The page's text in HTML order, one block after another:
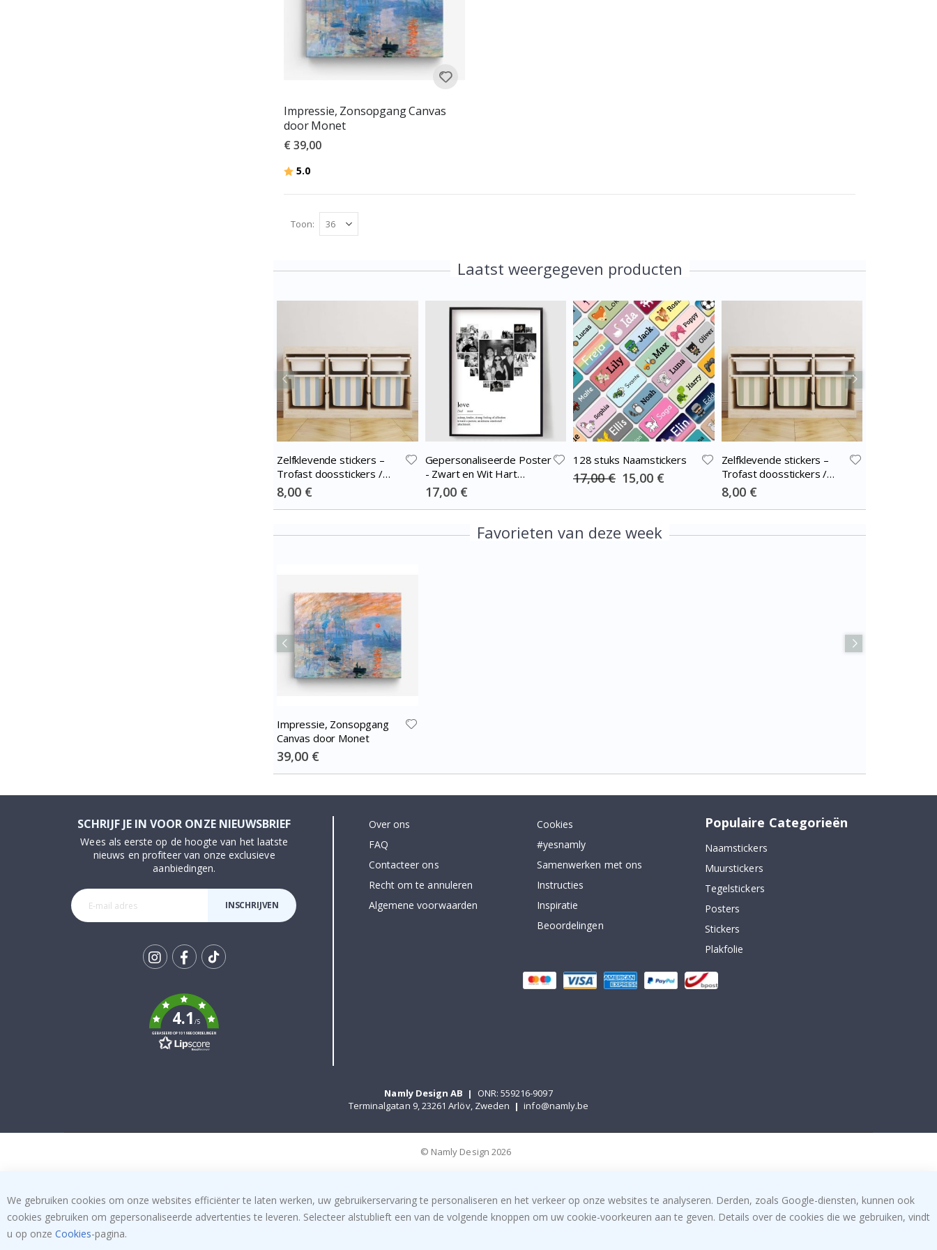
Impressie, Zonsopgang Canvas
door Monet
€ 39,00
Beoordeling:
5.0
Toon
Laatst weergegeven producten
Zelfklevende stickers –
Trofast doosstickers /
Kies maat / Stripes blue-
cream
Special
Price
8,00 €
Gepersonaliseerde Poster
- Zwart en Wit Hart
Fotocollage
Special
Price
17,00 €
128 stuks Naamstickers
17,00 € Special
Price
15,00 €
Zelfklevende stickers –
Trofast doosstickers /
Kies maat / Stripes green-
cream
Special
Price
8,00 €
Favorieten van deze week
Impressie, Zonsopgang
Canvas door Monet
Special
Price
39,00 €
SCHRIJF JE IN VOOR ONZE NIEUWSBRIEF
Wees als eerste op de hoogte van het laatste
nieuws en profiteer van onze exclusieve
aanbiedingen.
INSCHRIJVEN
k
4.1/5
GEBASEERD OP 1019 BEOORDELINGEN
Over ons
FAQ
Contacteer ons
Recht om te annuleren
Algemene voorwaarden
Cookies
#yesnamly
Samenwerken met ons
Instructies
Inspiratie
Beoordelingen
Populaire Categorieën
Naamstickers
Muurstickers
Tegelstickers
Posters
Stickers
Plakfolie
Namly Design AB |
ONR: 559216-9097
Terminalgatan 9, 23261 Arlöv, Zweden | info@namly.be
© Namly Design 2026
We gebruiken cookies om onze websites efficiënter te laten werken, uw gebruikerservaring te personaliseren en het verkeer op onze websites te analyseren. Derden, zoals Google-diensten, kunnen ook
cookies gebruiken om gepersonaliseerde advertenties te leveren. Selecteer alstublieft een van de volgende knoppen om uw cookie-voorkeuren aan te geven. Details over de cookies die we gebruiken, vindt
u op onze Cookies-pagina.